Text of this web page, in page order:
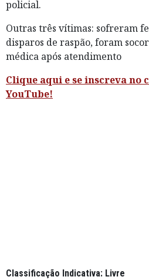
policial.
Outras três vítimas: sofreram
disparos de raspão, foram
médica após atendimento
Clique aqui e se inscreva no
YouTube!
Classificação Indicativa: Livre